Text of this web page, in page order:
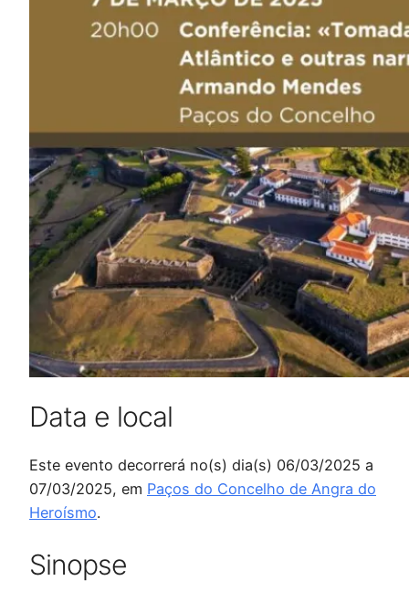
Data e local
Este evento decorrerá no(s) dia(s) 06/03/2025 a
07/03/2025, em Paços do Concelho de Angra do
Heroísmo.
Sinopse